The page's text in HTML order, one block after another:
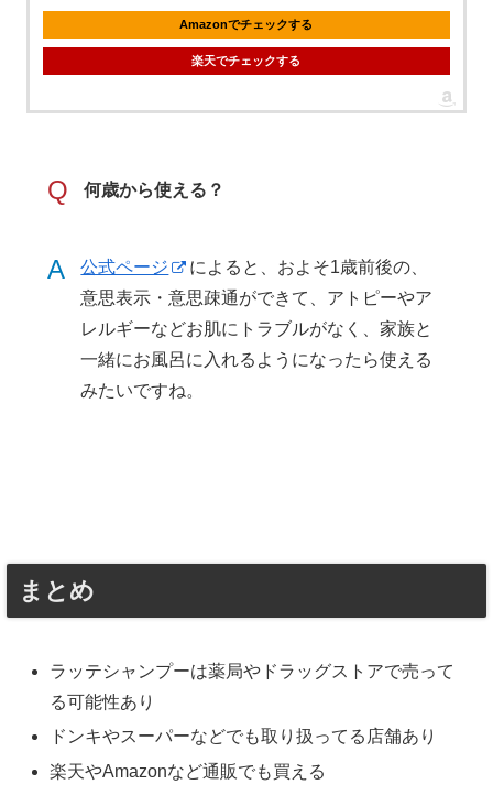
Amazonでチェックする
楽天でチェックする
Q 何歳から使える？
A 公式ページ
によると、およそ1歳前後の、
意思表示・意思疎通ができて、アトピーやア
レルギーなどお肌にトラブルがなく、家族と
一緒にお風呂に入れるようになったら使える
みたいですね。
まとめ
ラッテシャンプーは薬局やドラッグストアで売って
る可能性あり
ドンキやスーパーなどでも取り扱ってる店舗あり
楽天やAmazonなど通販でも買える